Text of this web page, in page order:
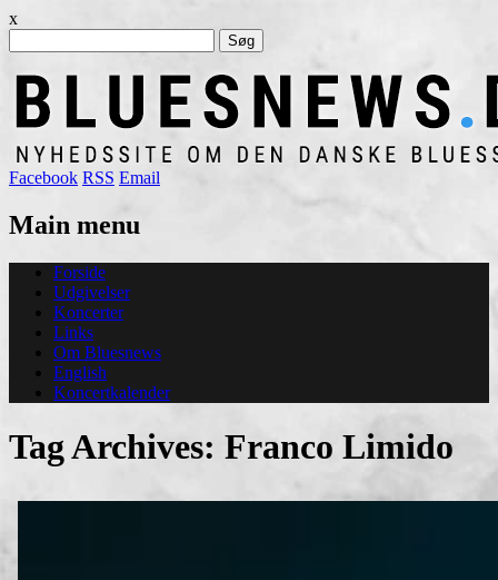
x
efter:
Facebook RSS Email
Main menu
Skip
content
Forside
Udgivelser
Koncerter
Links
Om Bluesnews
English
Koncertkalender
Tag Archives: Franco Limido